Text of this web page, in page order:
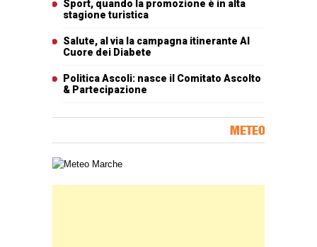
Sport, quando la promozione è in alta
stagione turistica
Salute, al via la campagna itinerante Al
Cuore dei Diabete
Politica Ascoli: nasce il Comitato Ascolto
& Partecipazione
METEO
Carta meteorologica delle Marche